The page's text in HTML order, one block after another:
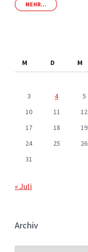
MEHR...
M
D M
3
4 5
10
11 12
17
18 19
24
25 26
31
« Juli
Archiv
ARCHIV